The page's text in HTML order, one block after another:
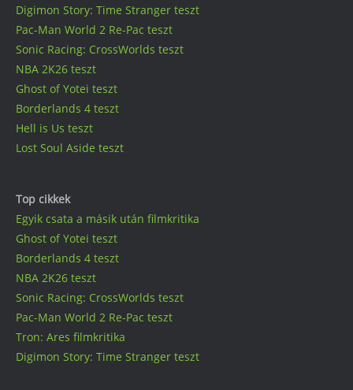
Digimon Story: Time Stranger teszt
Pac-Man World 2 Re-Pac teszt
Sonic Racing: CrossWorlds teszt
NBA 2K26 teszt
Ghost of Yotei teszt
Borderlands 4 teszt
Hell is Us teszt
Lost Soul Aside teszt
Top cikkek
Egyik csata a másik után filmkritika
Ghost of Yotei teszt
Borderlands 4 teszt
NBA 2K26 teszt
Sonic Racing: CrossWorlds teszt
Pac-Man World 2 Re-Pac teszt
Tron: Ares filmkritika
Digimon Story: Time Stranger teszt